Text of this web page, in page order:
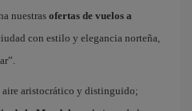
nuestras ofertas de vuelos a
con estilo y elegancia norteña,
aire aristocrático y distinguido;